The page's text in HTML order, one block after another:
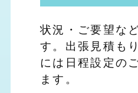
状況・ご要望な
す。出張見積も
には日程設定の
ます。